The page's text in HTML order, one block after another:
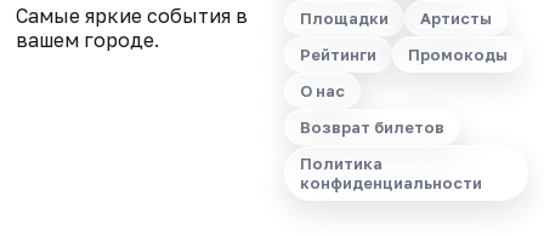
Самые яркие события в
вашем городе.
Площадки
Артисты
Рейтинги
Промокоды
О нас
Возврат билетов
Политика
конфиденциальности